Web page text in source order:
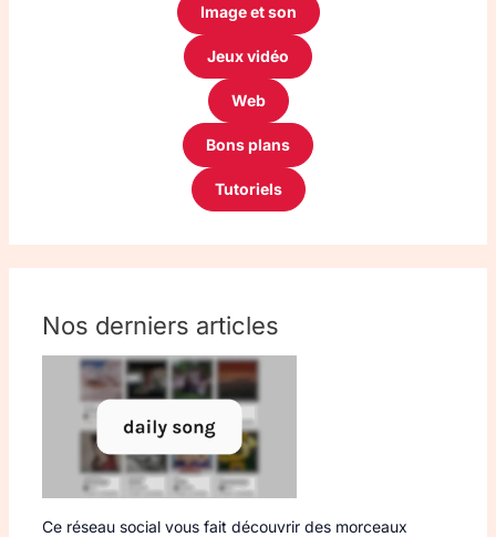
Image et son
Jeux vidéo
Web
Bons plans
Tutoriels
Nos derniers articles
Ce réseau social vous fait découvrir des morceaux